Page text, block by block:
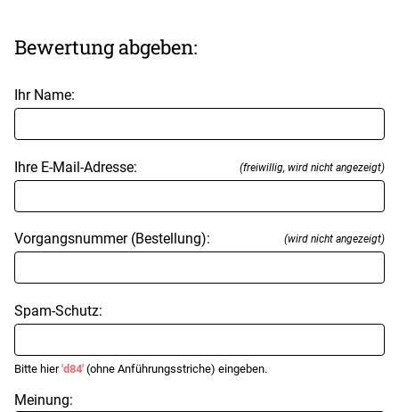
Bewertung abgeben:
Ihr Name:
Ihre E-Mail-Adresse: (freiwillig, wird nicht angezeigt)
Vorgangsnummer (Bestellung): (wird nicht angezeigt)
Spam-Schutz:
Bitte hier'd84' (ohne Anführungsstriche) eingeben.
Meinung: